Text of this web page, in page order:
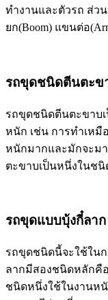
ทำงานและตัวรถ ส่ว
ยก(Boom) แขนต่อ
รถขุดชนิดตีนตะข
รถขุดชนิดตีนตะขาบ
หนัก เช่น การทำเห
หนักมากและมักจะม
ตะขาบเป็นหนึ่งในช
รถขุดแบบบุ้งกี๋ลาก
รถขุดชนิดนี้จะใช้ใน
ลากมีสองชนิดหลักคื
ชนิดหนึ่งใช้ในงานห